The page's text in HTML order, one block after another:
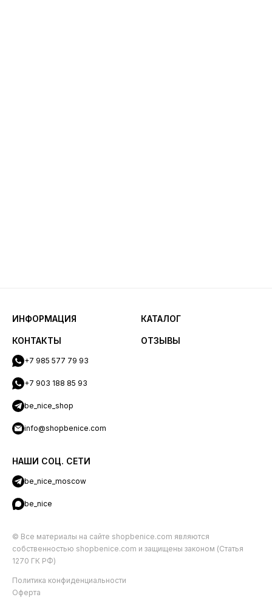
ИНФОРМАЦИЯ КАТАЛОГ
КОНТАКТЫ
+7 985 577 79 93
+7 903 188 85 93
be_nice_shop
info@shopbenice.com
НАШИ СОЦ. СЕТИ
be_nice_moscow
be_nice
ОТЗЫВЫ
© Все материалы на сайте shopbenice.com являются
собственностью shopbenice.com и защищены законом (Статья
1270 ГК РФ)
Политика конфиденциальности
Оферта